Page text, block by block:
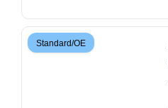
Standard/OE